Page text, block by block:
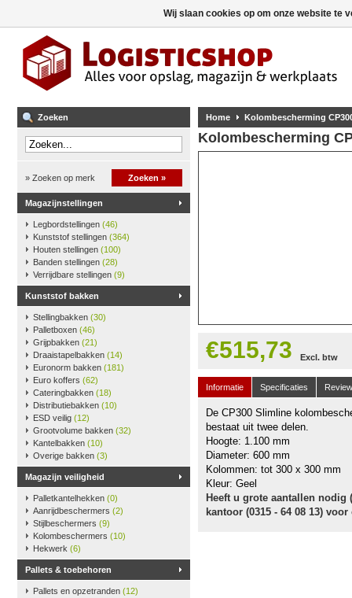
Zoeken
» Zoeken op merk Zoeken »
Magazijnstellingen
Legbordstellingen (46)
Kunststof stellingen (364)
Houten stellingen (100)
Banden stellingen (28)
Verrijdbare stellingen (9)
Kunststof bakken
Stellingbakken (30)
Palletboxen (46)
Grijpbakken (21)
Draaistapelbakken (14)
Euronorm bakken (181)
Euro koffers (62)
Cateringbakken (18)
Distributiebakken (10)
ESD veilig (12)
Grootvolume bakken (32)
Kantelbakken (10)
Overige bakken (3)
Magazijn veiligheid
Palletkantelhekken (0)
Aanrijdbeschermers (2)
Stijlbeschermers (9)
Kolombeschermers (10)
Hekwerk (6)
Pallets & toebehoren
Pallets en opzetranden (12)
Home Kolombescherming
Kolombescherming
€515,73 Excl. btw
Informatie Specificaties
De CP300 Slimline
bestaat uit twee delen.
Hoogte: 1.100 mm
Diameter: 600 mm
Kolommen: tot 300 x 300 mm
Kleur: Geel
Heeft u grote aantallen
kantoor (0315 - 64 08 13)
Wij slaan cookies op om onze website te